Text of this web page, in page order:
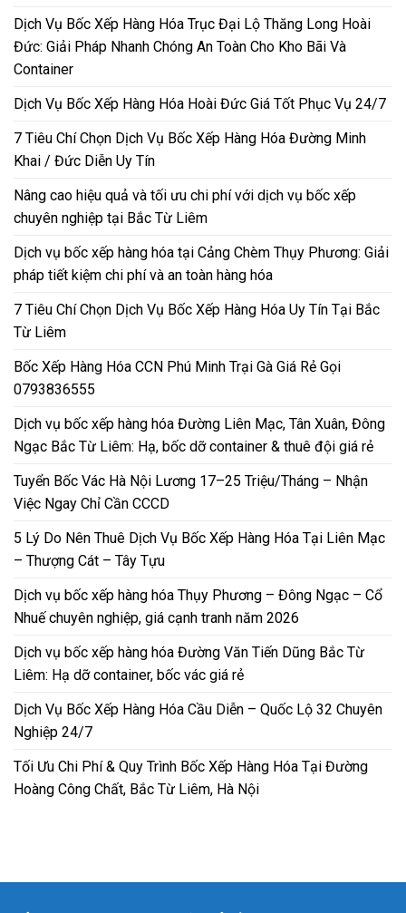
Dịch Vụ Bốc Xếp Hàng Hóa Trục Đại Lộ Thăng Long Hoài
Đức: Giải Pháp Nhanh Chóng An Toàn Cho Kho Bãi Và
Container
Dịch Vụ Bốc Xếp Hàng Hóa Hoài Đức Giá Tốt Phục Vụ 24/7
7 Tiêu Chí Chọn Dịch Vụ Bốc Xếp Hàng Hóa Đường Minh
Khai / Đức Diễn Uy Tín
Nâng cao hiệu quả và tối ưu chi phí với dịch vụ bốc xếp
chuyên nghiệp tại Bắc Từ Liêm
Dịch vụ bốc xếp hàng hóa tại Cảng Chèm Thụy Phương: Giải
pháp tiết kiệm chi phí và an toàn hàng hóa
7 Tiêu Chí Chọn Dịch Vụ Bốc Xếp Hàng Hóa Uy Tín Tại Bắc
Từ Liêm
Bốc Xếp Hàng Hóa CCN Phú Minh Trại Gà Giá Rẻ Gọi
0793836555
Dịch vụ bốc xếp hàng hóa Đường Liên Mạc, Tân Xuân, Đông
Ngạc Bắc Từ Liêm: Hạ, bốc dỡ container & thuê đội giá rẻ
Tuyển Bốc Vác Hà Nội Lương 17–25 Triệu/Tháng – Nhận
Việc Ngay Chỉ Cần CCCD
5 Lý Do Nên Thuê Dịch Vụ Bốc Xếp Hàng Hóa Tại Liên Mạc
– Thượng Cát – Tây Tựu
Dịch vụ bốc xếp hàng hóa Thụy Phương – Đông Ngạc – Cổ
Nhuế chuyên nghiệp, giá cạnh tranh năm 2026
Dịch vụ bốc xếp hàng hóa Đường Văn Tiến Dũng Bắc Từ
Liêm: Hạ dỡ container, bốc vác giá rẻ
Dịch Vụ Bốc Xếp Hàng Hóa Cầu Diễn – Quốc Lộ 32 Chuyên
Nghiệp 24/7
Tối Ưu Chi Phí & Quy Trình Bốc Xếp Hàng Hóa Tại Đường
Hoàng Công Chất, Bắc Từ Liêm, Hà Nội